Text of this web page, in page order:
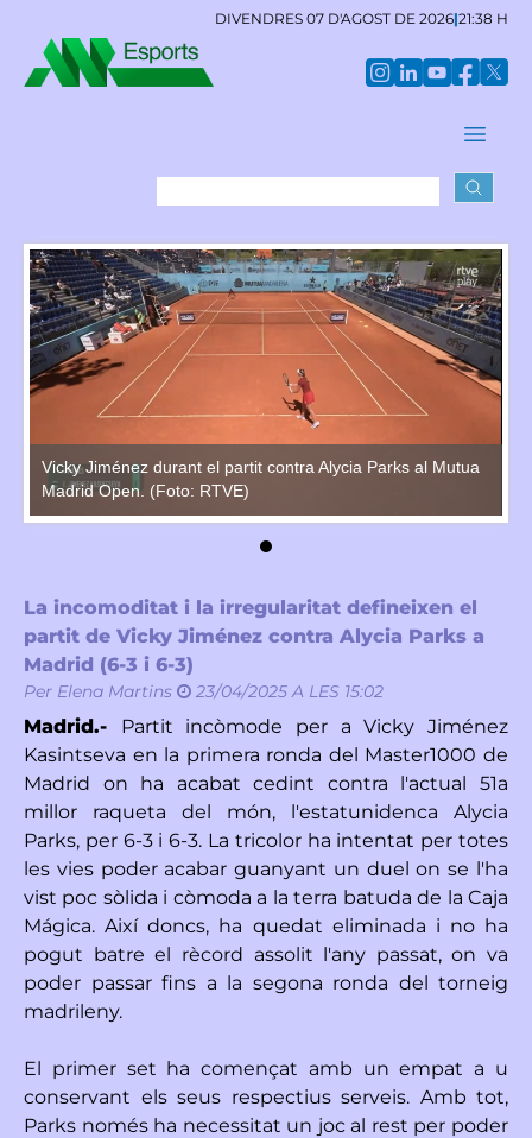
DIVENDRES 07 D'AGOST DE 2026|21:38 H
Vicky Jiménez durant el partit contra Alycia Parks al Mutua
Madrid Open. (Foto: RTVE)
La incomoditat i la irregularitat defineixen el
partit de Vicky Jiménez contra Alycia Parks a
Madrid (6-3 i 6-3)
Per Elena Martins 23/04/2025 A LES 15:02
Madrid.- Partit incòmode per a Vicky Jiménez
Kasintseva en la primera ronda del Master1000 de
Madrid on ha acabat cedint contra l'actual 51a
millor raqueta del món, l'estatunidenca Alycia
Parks, per 6-3 i 6-3. La tricolor ha intentat per totes
les vies poder acabar guanyant un duel on se l'ha
vist poc sòlida i còmoda a la terra batuda de la Caja
Mágica. Així doncs, ha quedat eliminada i no ha
pogut batre el rècord assolit l'any passat, on va
poder passar fins a la segona ronda del torneig
madrileny.
El primer set ha començat amb un empat a u
conservant els seus respectius serveis. Amb tot,
Parks només ha necessitat un joc al rest per poder